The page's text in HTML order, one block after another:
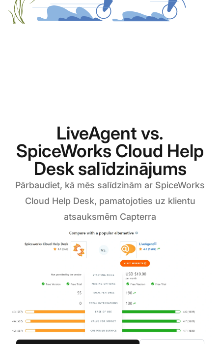
LiveAgent vs.
SpiceWorks Cloud Help
Desk salīdzinājums
Pārbaudiet, kā mēs salīdzinām ar SpiceWorks
Cloud Help Desk, pamatojoties uz klientu
atsauksmēm Capterra